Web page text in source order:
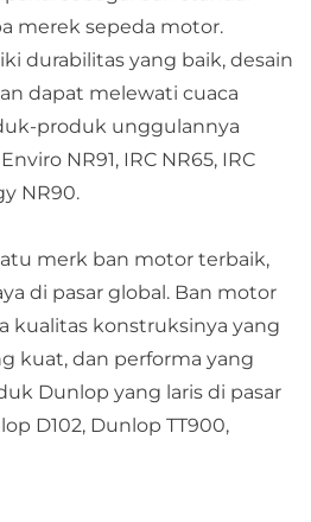
merek sepeda motor.
durabilitas yang baik, desain
dapat melewati cuaca
produk unggulannya
NR91, IRC NR65, IRC
NR90.
merk ban motor terbaik,
di pasar global. Ban motor
kualitas konstruksinya yang
kuat, dan performa yang
Dunlop yang laris di pasar
D102, Dunlop TT900,